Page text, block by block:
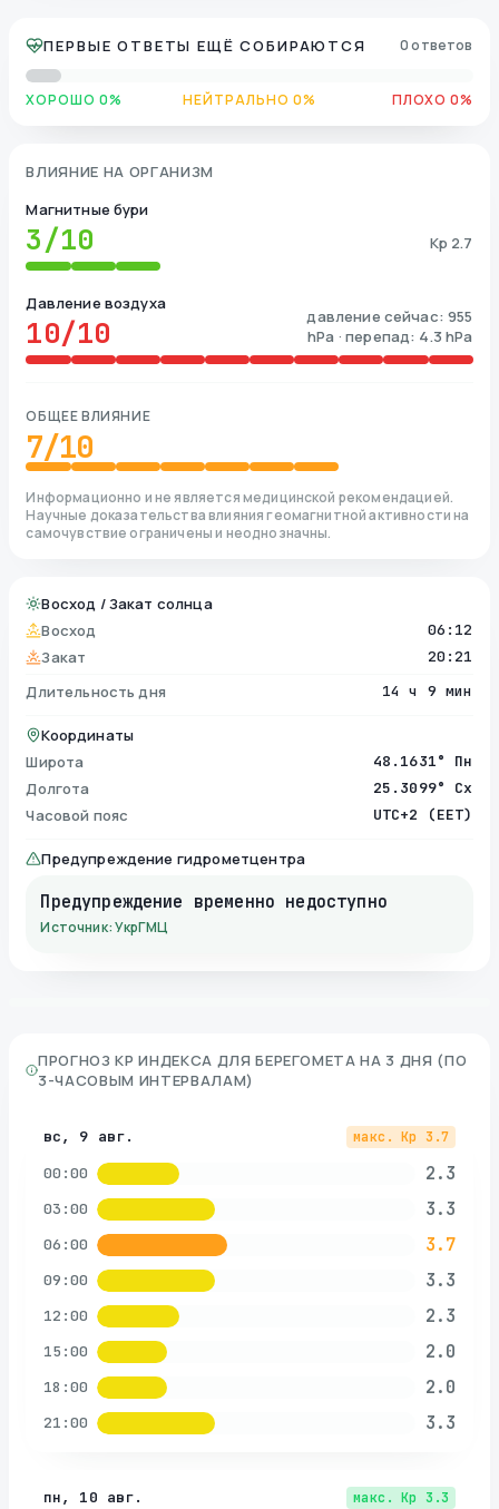
ПЕРВЫЕ ОТВЕТЫ ЕЩЁ СОБИРАЮТСЯ 0 ответов
ХОРОШО 0% НЕЙТРАЛЬНО 0% ПЛОХО 0%
ВЛИЯНИЕ НА ОРГАНИЗМ
Магнитные бури
3/10 Kp 2.7
Давление воздуха
10/10
давление сейчас: 955
hPa · перепад: 4.3 hPa
ОБЩЕЕ ВЛИЯНИЕ
7/10
Информационно и не является медицинской рекомендацией.
Научные доказательства влияния геомагнитной активности на
самочувствие ограничены и неоднозначны.
Восход / Закат солнца
Восход
06:12
Закат 20:21
Длительность дня 14 ч 9 мин
Координаты
Широта
48.1631° Пн
Долгота 25.3099° Сх
Часовой пояс UTC+2 (EET)
Предупреждение гидрометцентра
Предупреждение временно недоступно
Источник: УкрГМЦ
ПРОГНОЗ KP ИНДЕКСА ДЛЯ БЕРЕГОМЕТА НА 3 ДНЯ (ПО
3-ЧАСОВЫМ ИНТЕРВАЛАМ)
вс, 9 авг. макс. Kp 3.7
00:00 2.3
03:00 3.3
06:00 3.7
09:00 3.3
12:00 2.3
15:00 2.0
18:00 2.0
21:00 3.3
пн, 10 авг. макс. Kp 3.3